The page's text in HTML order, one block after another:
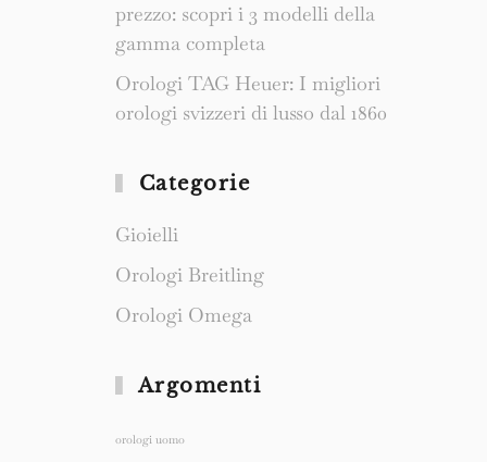
prezzo: scopri i 3 modelli della
gamma completa
Orologi TAG Heuer: I migliori
orologi svizzeri di lusso dal 1860
Categorie
Gioielli
Orologi Breitling
Orologi Omega
Argomenti
orologi uomo